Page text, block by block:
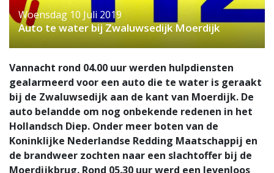
Woensdag 10 Juli 2019
Auto te water bij Zwaluwsedijk Moerdijk
Vannacht rond 04.00 uur werden hulpdiensten
gealarmeerd voor een auto die te water is geraakt
bij de Zwaluwsedijk aan de kant van Moerdijk. De
auto belandde om nog onbekende redenen in het
Hollandsch Diep. Onder meer boten van de
Koninklijke Nederlandse Redding Maatschappij en
de brandweer zochten naar een slachtoffer bij de
Moerdijkbrug. Rond 05.30 uur werd een levenloos